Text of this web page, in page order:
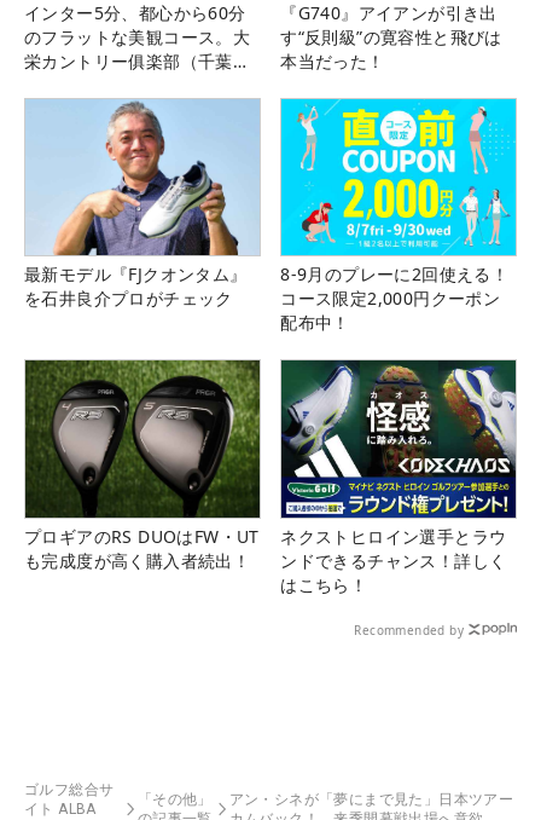
インター5分、都心から60分
のフラットな美観コース。大
栄カントリー俱楽部（千葉
『G740』アイアンが引き出
す“反則級”の寛容性と飛びは
本当だった！
最新モデル『FJクオンタム』
を石井良介プロがチェック
8-9月のプレーに2回使える！
コース限定2,000円クーポン
配布中！
プロギアのRS DUOはFW・UT
も完成度が高く購入者続出！
ネクストヒロイン選手とラウ
ンドできるチャンス！詳しく
はこちら！
Recommended by
ゴルフ総合サ
イト ALBA
「その他」
アン・シネが「夢にまで見た」日本ツアー